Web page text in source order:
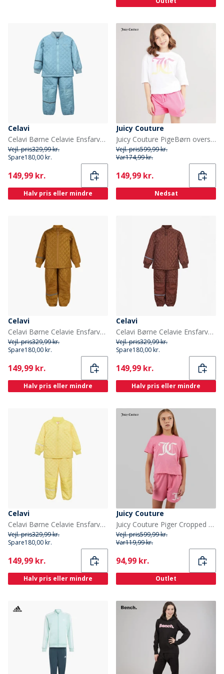
Celavi
Celavi Børne Celavie Ensfarvet Basis Termosæt Cerulean
Vejl. pris329,99 kr.
Spare180,00 kr.
Current
149,99 kr.
Halv pris eller mindre
Juicy Couture
Juicy Couture PigeBørn oversized t-shirt og jersey shorts sæt Pink Cosmos
Vejl. pris599,99 kr.
Var174,99 kr.
Current
149,99 kr.
Nedsat
Celavi
Celavi Børne Celavie Ensfarvet Basis Termosæt Buckthorn Brown
Vejl. pris329,99 kr.
Spare180,00 kr.
Current
149,99 kr.
Halv pris eller mindre
Celavi
Celavi Børne Celavie Ensfarvet Basis Termosæt Tortoise Shell
Vejl. pris329,99 kr.
Spare180,00 kr.
Current
149,99 kr.
Halv pris eller mindre
Celavi
Celavi Børne Celavie Ensfarvet Basis Termosæt Sundress
Vejl. pris329,99 kr.
Spare180,00 kr.
Current
149,99 kr.
Halv pris eller mindre
Juicy Couture
Juicy Couture Piger Cropped T-shirt Og Shorts Sæt Pink
Vejl. pris599,99 kr.
Var119,99 kr.
Current
94,99 kr.
Outlet